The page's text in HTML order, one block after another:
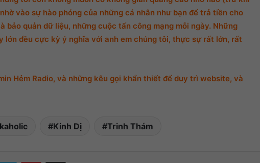
vào sự hào phóng của những cá nhân như bạn để trả tiền cho
bảo quản dữ liệu, những cuộc tấn công mạng mỗi ngày. Những
lớn đều cực kỳ ý nghĩa với anh em chúng tôi, thực sự rất lớn, rất
Hẻm Radio, và những kêu gọi khẩn thiết để duy trì website, và
Kinh Dị Trinh Thám